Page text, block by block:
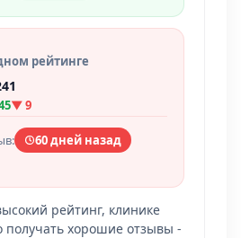
рейтинге
▼ 9
60 дней назад
рейтинг, клинике
получать хорошие отзывы -